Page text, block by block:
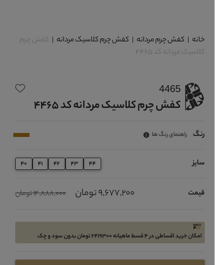
خانه | کفش چرم مردانه| کفش چرم کلاسیک مردانه| کفش چرم
کلاسیک مردانه کد 4465
4465
کفش چرم کلاسیک مردانه کد 4465
رنگ راهنمای رنگ ها
سایز 40 42 43 44
قیمت 9,677,200 تومان 14,888,000 تومان
امکان خرید اقساطی در 4 قسط ماهیانه 2419300 تومان بدون سود و چک